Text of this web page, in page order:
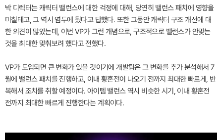
박 디렉터는 캐릭터 밸런스에 대한 걱정에 대해, 당연히 밸런스 패치에 영향을
미칠테고, 그 역시 염두에 뒀다고 답했다. 또한 그동안 캐릭터 구조 개선에 대
한 의견이 많았는데, 이번 VP가 그런 개념으로, 구조적으로 밸런스가 안맞는
것을 최대한 맞춰보려 했다고 전했다.
VP가 도입되면 큰 변화가 있을 것이기에 개발팀은 그 변화를 추가 분석해서 7
월에 밸런스 패치를 진행하고, 이내 황혼전이 나오기 전까지 최대한 빠르게, 반
복해서 조치를 취할 예정이다. 아이템 밸런스 역시 비슷한 시기, 이내 황혼전
전까지 최대한 빠르게 진행한다는 계획이다.